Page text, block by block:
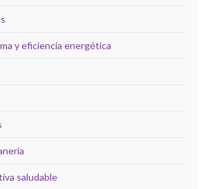
y eficiencia energética
saludable